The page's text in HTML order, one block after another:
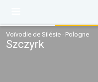
Voïvodie de Silésie · Pologne
Szczyrk